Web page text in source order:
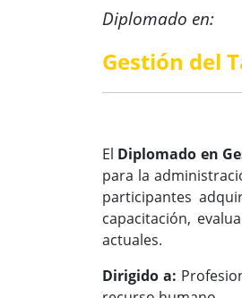
Diplomado en:
Gestión del
El Diplomado en
para la
participantes
capacitación,
actuales.
Dirigido a: